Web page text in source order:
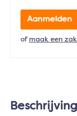
Aanmelden
of maak een
Beschrijving